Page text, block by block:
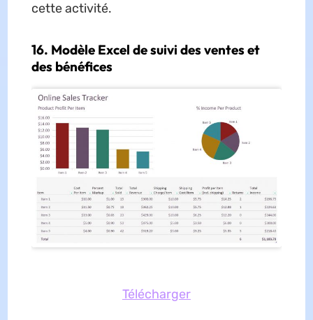
cette activité.
16. Modèle Excel de suivi des ventes et
des bénéfices
Télécharger